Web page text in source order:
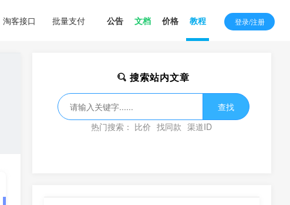
淘客接口 批量支付 公告 文档 价格 教程 登录/注册
搜索站内文章
查找
热门搜索： 比价 找同款 渠道ID